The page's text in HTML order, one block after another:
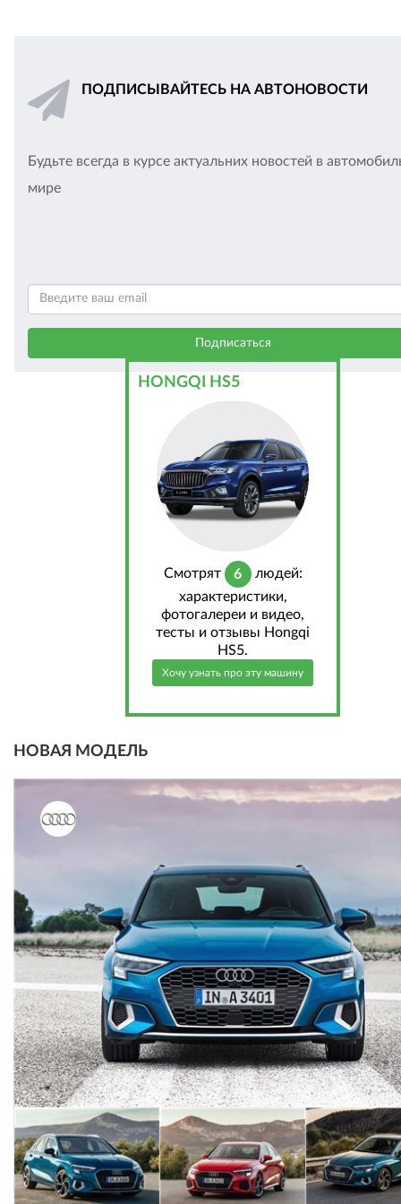
ПОДПИСЫВАЙТЕСЬ НА АВТОНОВОСТИ
Будьте всегда в курсе актуальних новостей в
мире
HONGQI HS5
Cмотрят 6
людей:
характеристики,
фотогалереи и видео,
тесты и отзывы Hongqi
HS5.
Хочу узнать про эту машину
НОВАЯ МОДЕЛЬ